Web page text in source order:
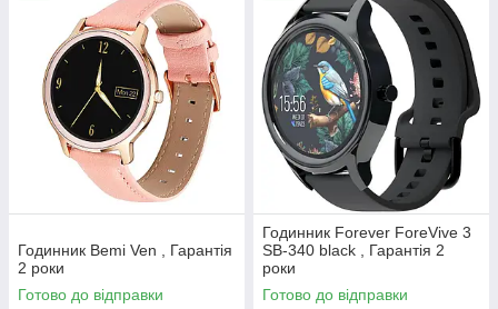
Годинник Bemi Ven , Гарантія
2 роки
Готово до відправки
Годинник Forever ForeVive 3
SB-340 black , Гарантія 2
роки
Готово до відправки